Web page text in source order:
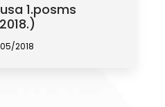
1.posms
2018